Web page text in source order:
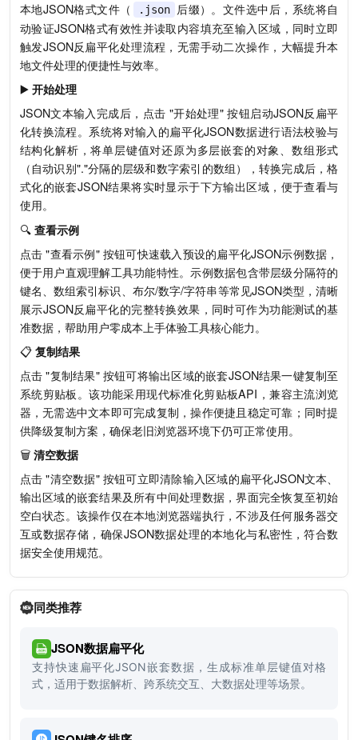
本地JSON格式文件（
.json 后缀）。文件选中后，系统将自
动验证JSON格式有效性并读取内容填充至输入区域，同时立即
触发JSON反扁平化处理流程，无需手动二次操作，大幅提升本
地文件处理的便捷性与效率。
▶️ 开始处理
JSON文本输入完成后，点击 "开始处理" 按钮启动JSON反扁平
化转换流程。系统将对输入的扁平化JSON数据进行语法校验与
结构化解析，将单层键值对还原为多层嵌套的对象、数组形式
（自动识别"."分隔的层级和数字索引的数组），转换完成后，格
式化的嵌套JSON结果将实时显示于下方输出区域，便于查看与
使用。
🔍 查看示例
点击 "查看示例" 按钮可快速载入预设的扁平化JSON示例数据，
便于用户直观理解工具功能特性。示例数据包含带层级分隔符的
键名、数组索引标识、布尔/数字/字符串等常见JSON类型，清晰
展示JSON反扁平化的完整转换效果，同时可作为功能测试的基
准数据，帮助用户零成本上手体验工具核心能力。
📋 复制结果
点击 "复制结果" 按钮可将输出区域的嵌套JSON结果一键复制至
系统剪贴板。该功能采用现代标准化剪贴板API，兼容主流浏览
器，无需选中文本即可完成复制，操作便捷且稳定可靠；同时提
供降级复制方案，确保老旧浏览器环境下仍可正常使用。
🗑️ 清空数据
点击 "清空数据" 按钮可立即清除输入区域的扁平化JSON文本、
输出区域的嵌套结果及所有中间处理数据，界面完全恢复至初始
空白状态。该操作仅在本地浏览器端执行，不涉及任何服务器交
互或数据存储，确保JSON数据处理的本地化与私密性，符合数
据安全使用规范。
同类推荐
JSON数据扁平化
支持快速扁平化JSON嵌套数据，生成标准单层键值对格
式，适用于数据解析、跨系统交互、大数据处理等场景。